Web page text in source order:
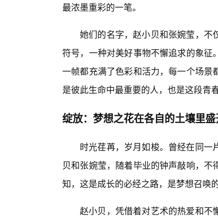
最浓墨重彩的一笔。
她们的名字，赵小贝和张婉莹，不
符号，一种对美好事物不懈追求的象
一帧都充满了色彩和活力，每一个场
是彼此生命中最重要的人，也是这段青
绽放：梦想之花在各自的土壤里
时光荏苒，岁月如梭。曾经在同
贝和张婉莹，随着毕业的钟声敲响，
知，这是成长的必经之路，是梦想召唤
赵小贝，凭借着对艺术的热爱和